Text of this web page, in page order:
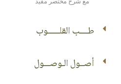
طــــب القلــــــوب
أصــول الـوصـــول